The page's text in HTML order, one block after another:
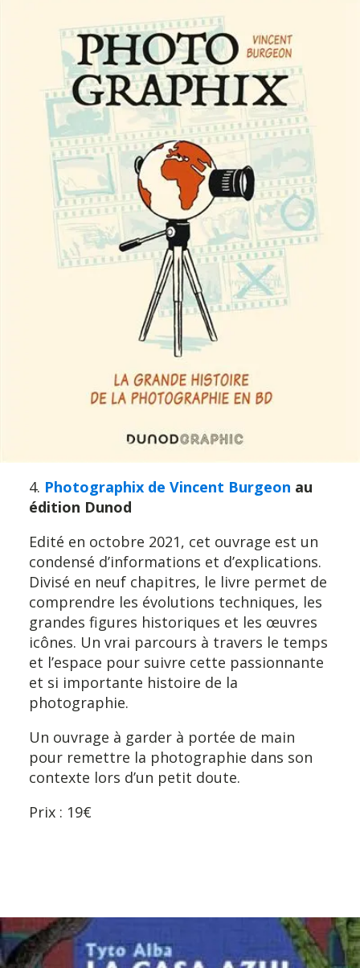
4. Photographix de Vincent Burgeon au
édition Dunod
Edité en octobre 2021, cet ouvrage est un
condensé d’informations et d’explications.
Divisé en neuf chapitres, le livre permet de
comprendre les évolutions techniques, les
grandes figures historiques et les œuvres
icônes. Un vrai parcours à travers le temps
et l’espace pour suivre cette passionnante
et si importante histoire de la
photographie.
Un ouvrage à garder à portée de main
pour remettre la photographie dans son
contexte lors d’un petit doute.
Prix : 19€